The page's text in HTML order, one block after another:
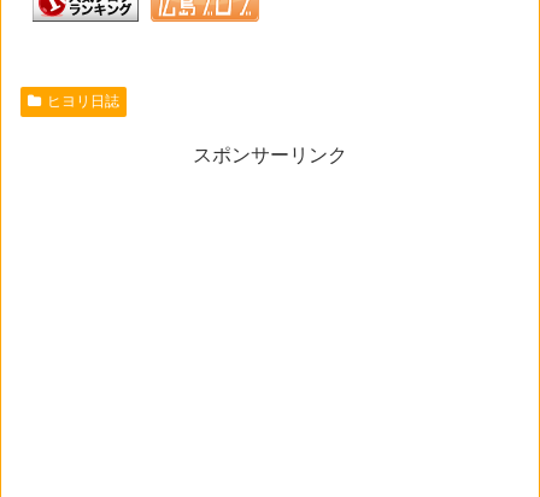
ヒヨリ日誌
スポンサーリンク